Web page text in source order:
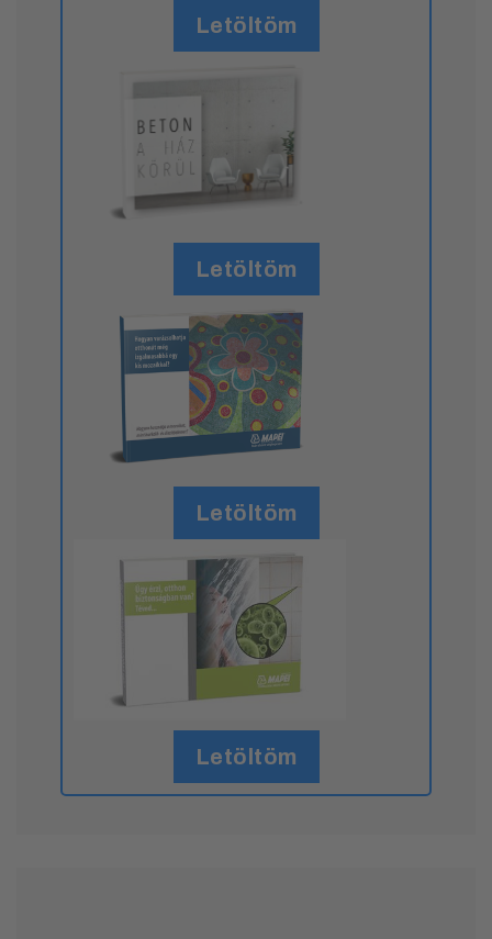
Letöltöm
Letöltöm
Letöltöm
Letöltöm